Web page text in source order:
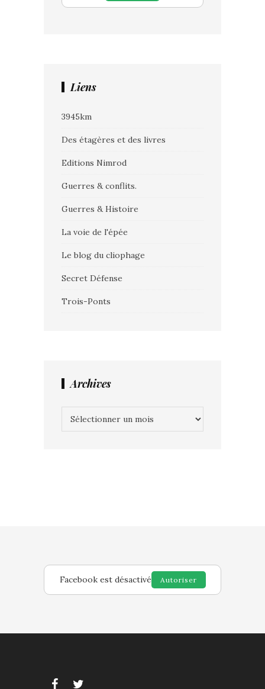
Liens
3945km
Des étagères et des livres
Editions Nimrod
Guerres & conflits.
Guerres & Histoire
La voie de l'épée
Le blog du cliophage
Secret Défense
Trois-Ponts
Archives
Facebook est désactivé Autoriser